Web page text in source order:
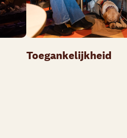
Toegankelijkheid